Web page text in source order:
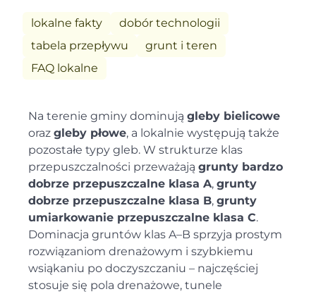
lokalne fakty
dobór technologii
tabela przepływu
grunt i teren
FAQ lokalne
Na terenie gminy dominują gleby bielicowe
oraz gleby płowe, a lokalnie występują także
pozostałe typy gleb. W strukturze klas
przepuszczalności przeważają grunty bardzo
dobrze przepuszczalne klasa A, grunty
dobrze przepuszczalne klasa B, grunty
umiarkowanie przepuszczalne klasa C.
Dominacja gruntów klas A–B sprzyja prostym
rozwiązaniom drenażowym i szybkiemu
wsiąkaniu po doczyszczaniu – najczęściej
stosuje się pola drenażowe, tunele